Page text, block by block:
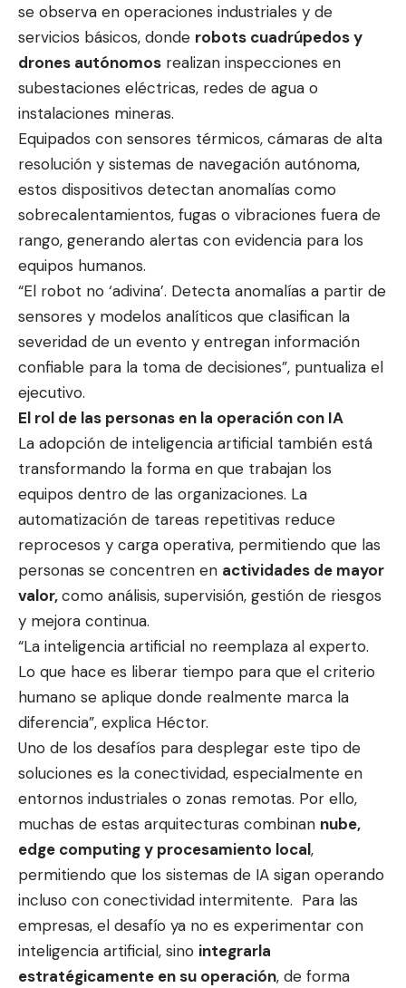
se observa en operaciones industriales y de
servicios básicos, donde robots cuadrúpedos y
drones autónomos realizan inspecciones en
subestaciones eléctricas, redes de agua o
instalaciones mineras.
Equipados con sensores térmicos, cámaras de alta
resolución y sistemas de navegación autónoma,
estos dispositivos detectan anomalías como
sobrecalentamientos, fugas o vibraciones fuera de
rango, generando alertas con evidencia para los
equipos humanos.
“El robot no ‘adivina’. Detecta anomalías a partir de
sensores y modelos analíticos que clasifican la
severidad de un evento y entregan información
confiable para la toma de decisiones”, puntualiza el
ejecutivo.
El rol de las personas en la operación con IA
La adopción de inteligencia artificial también está
transformando la forma en que trabajan los
equipos dentro de las organizaciones. La
automatización de tareas repetitivas reduce
reprocesos y carga operativa, permitiendo que las
personas se concentren en actividades de mayor
valor,como análisis, supervisión, gestión de riesgos
y mejora continua.
“La inteligencia artificial no reemplaza al experto.
Lo que hace es liberar tiempo para que el criterio
humano se aplique donde realmente marca la
diferencia”, explica Héctor.
Uno de los desafíos para desplegar este tipo de
soluciones es la conectividad, especialmente en
entornos industriales o zonas remotas. Por ello,
muchas de estas arquitecturas combinan nube,
edge computing y procesamiento local,
permitiendo que los sistemas de IA sigan operando
incluso con conectividad intermitente. Para las
empresas, el desafío ya no es experimentar con
inteligencia artificial, sino integrarla
estratégicamente en su operación, de forma